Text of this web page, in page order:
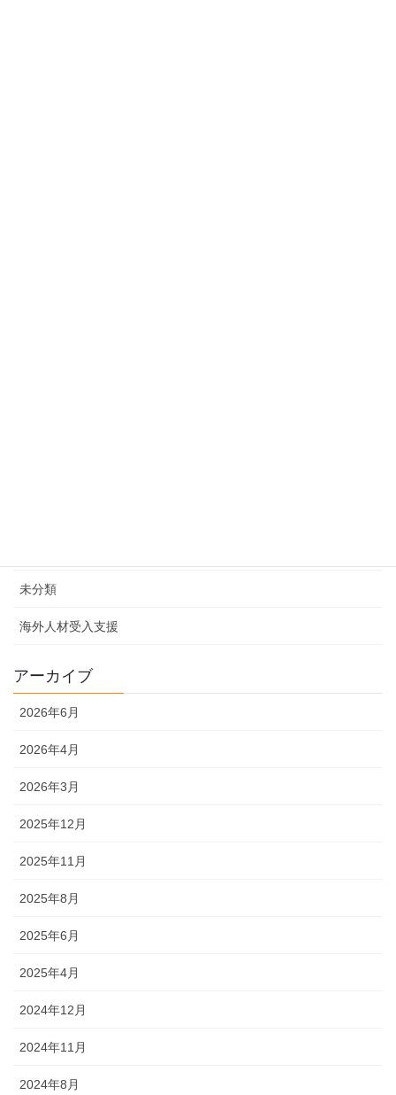
未分類
海外人材受入支援
アーカイブ
2026年6月
2026年4月
2026年3月
2025年12月
2025年11月
2025年8月
2025年6月
2025年4月
2024年12月
2024年11月
2024年8月